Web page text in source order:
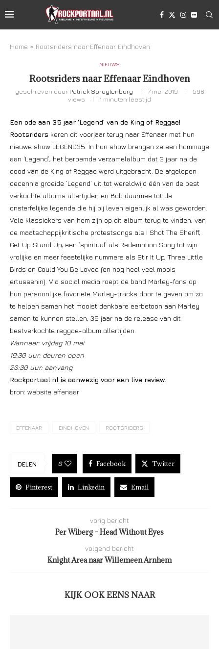
Home » Rootsriders naar Effenaar Eindhoven
NIEUWS
Rootsriders naar Effenaar Eindhoven
geschreven door Patrick Spruytenburg 7 mei 2019
596
views
1 minuten leestijd
Een ode aan 35 jaar ‘Legend’ van de King of Reggae!
Rootsriders keren dit voorjaar terug naar Effenaar met hun
nieuwe show LEGEND35. In hun show brengen ze een hommage
aan ‘Legend’, het beroemde verzamelalbum dat 3 jaar na de
dood van de King of Reggae werd uitgebracht. De afgelopen
decennia groeide ‘Legend’ uit tot wereldwijd één van de best
verkochte albums allertijden en Bob daarmee tot de
onsterfelijke legende die hij bij leven eigenlijk al was geworden.
Vele klassiekers van hem zijn op dit album terug te vinden, van
de maatschappijkritische protestsongs als I Shot The Sheriff,
Get Up Stand Up, een ‘spiritual’ als Redemption Song tot zijn
vrolijke en meer feestelijke nummers als Stir It Up, Three Little
Birds en Could You Be Loved (en nog heel veel moois
ertussenin). Via social media roept de band Marley-fans op
hun persoonlijke favoriete Marley-tracks door te geven om zo
te helpen samen het mooist denkbare eerbetoon aan Marley
samen te kunnen stellen, 35 jaar na de release van dit
bestverkochte reggae-album allertijden.
Wanneer: vrijdag 10 mei
19:30 uur: deuren open
20:30 uur: aanvang
Rockportaal.nl is aanwezig voor een live review.
bron: website effenaar
EFFENAAR EINDHOVEN ROOTSRIDERS
DELEN 0 Facebook Twitter
Pinterest Linkedin Email
vorig bericht
Per Wiberg – Head Without Eyes
volgend bericht
Knight Area naar Willemeen Arnhem
KIJK OOK EENS NAAR